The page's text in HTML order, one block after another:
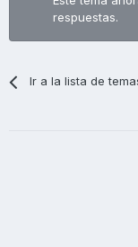
respuestas.
Ir a la lista de